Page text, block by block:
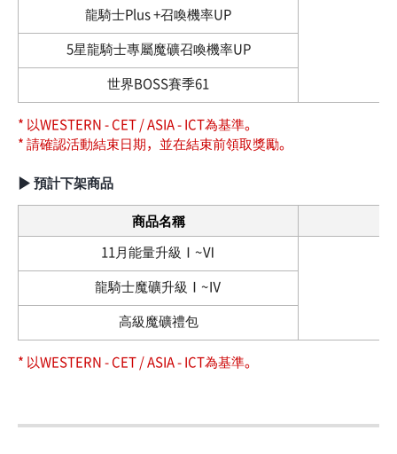
龍騎士Plus +召喚機率UP
5星龍騎士專屬魔礦召喚機率UP
世界BOSS賽季61
* 以WESTERN - CET / ASIA - ICT為基準。
* 請確認活動結束日期，並在結束前領取獎勵。
▶ 預計下架商品
商品名稱
11月能量升級Ⅰ~Ⅵ
龍騎士魔礦升級Ⅰ~Ⅳ
高級魔礦禮包
* 以WESTERN - CET / ASIA - ICT為基準。